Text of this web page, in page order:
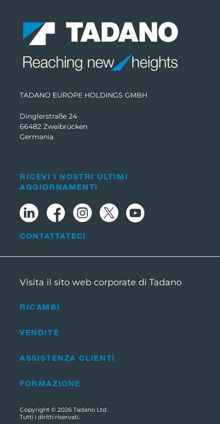
TADANO EUROPE HOLDINGS GMBH
Dinglerstraße 24
66482 Zweibrücken
Germania
RICAMBI
VENDITE
ASSISTENZA CLIENTI
FORMAZIONE
RICEVI I NOSTRI ULTIMI
AGGIORNAMENTI
CONTATTATECI
Visita il sito web corporate di Tadano
Copyright © 2026 Tadano Ltd .
Tutti i diritti riservati.